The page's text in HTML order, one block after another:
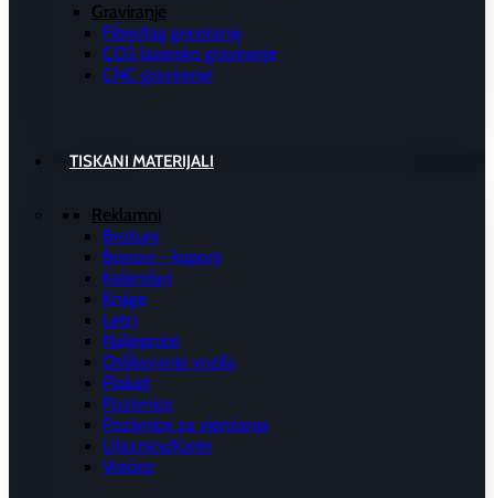
Graviranje
Fiber/Jag graviranje
CO2 lasersko graviranje
CNC graviranje
TISKANI MATERIJALI
Reklamni
Brošure
Bonovi - kuponi
Kalendari
Knjige
Letci
Naljepnice
Oslikavanje vozila
Plakati
Pozivnice
Pozivnice za vjenčanja
Ulaznice/Karte
Vrećice